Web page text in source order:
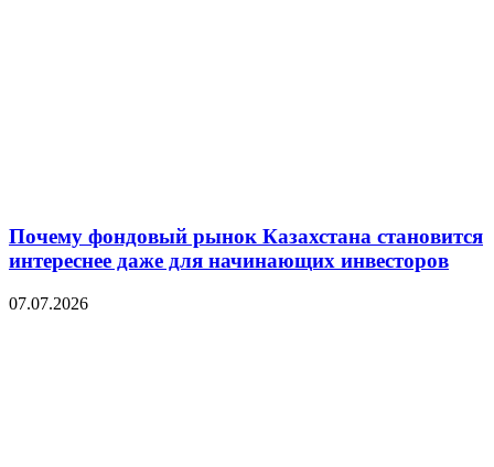
Почему фондовый рынок Казахстана становится
интереснее даже для начинающих инвесторов
07.07.2026